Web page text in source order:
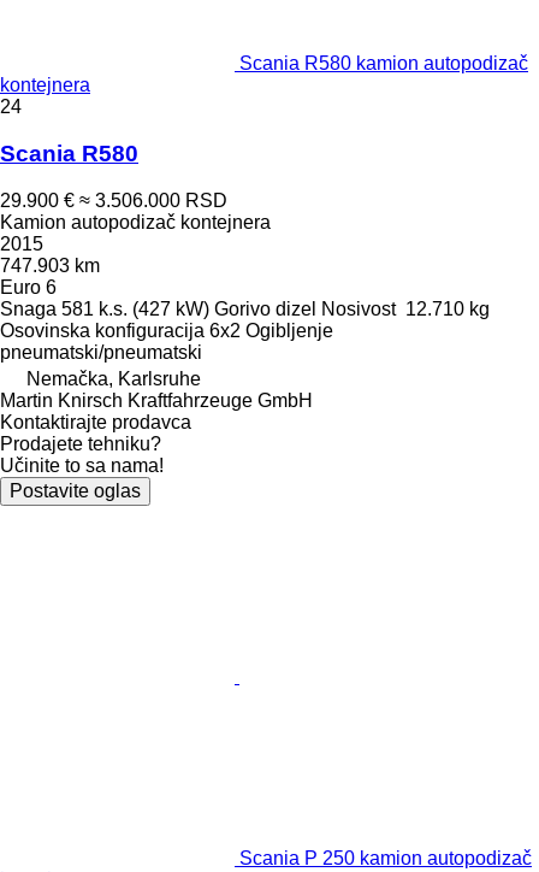
Scania R580 kamion autopodizač
kontejnera
24
Scania R580
29.900 € ≈ 3.506.000 RSD
Kamion autopodizač kontejnera
2015
747.903 km
Euro 6
Snaga 581 k.s. (427 kW) Gorivo dizel Nosivost 12.710 kg
Osovinska konfiguracija 6x2 Ogibljenje
pneumatski/pneumatski
Nemačka, Karlsruhe
Martin Knirsch Kraftfahrzeuge GmbH
Kontaktirajte prodavca
Prodajete tehniku?
Učinite to sa nama!
Postavite oglas
Scania P 250 kamion autopodizač